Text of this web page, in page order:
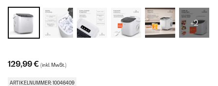
+2
129,99 € (inkl. MwSt.)
ARTIKELNUMMER: 10046409